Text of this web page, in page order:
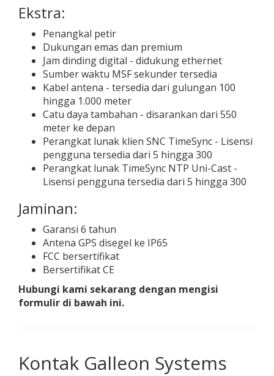
Ekstra:
Penangkal petir
Dukungan emas dan premium
Jam dinding digital - didukung ethernet
Sumber waktu MSF sekunder tersedia
Kabel antena - tersedia dari gulungan 100
hingga 1.000 meter
Catu daya tambahan - disarankan dari 550
meter ke depan
Perangkat lunak klien SNC TimeSync - Lisensi
pengguna tersedia dari 5 hingga 300
Perangkat lunak TimeSync NTP Uni-Cast -
Lisensi pengguna tersedia dari 5 hingga 300
Jaminan:
Garansi 6 tahun
Antena GPS disegel ke IP65
FCC bersertifikat
Bersertifikat CE
Hubungi kami sekarang dengan mengisi
formulir di bawah ini.
Kontak Galleon Systems